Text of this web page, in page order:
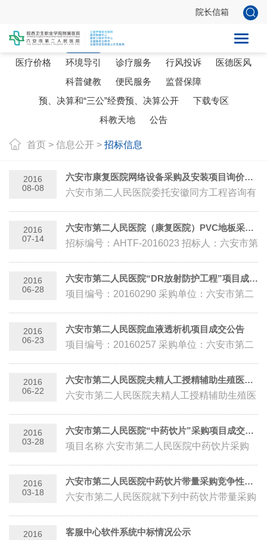
院长信箱
人事信息 招标信息 机构人员
研究平台
医疗价格
环境导引 诊疗服务 行风投诉
医德医风
科普健教
便民服务
监督保障
预、决算和“三公”经费预、决算公开
下载专区
科教天地
公告
首页 > 信息公开 > 招标信息
2016
08-08
六安市康复医院网络设备采购及安装项目询价公告
六安市第二人民医院委托安徽同方工程咨询有
设备采购及安装项目进行公开询价，...
2016
07-14
六安市第二人民医院（康复医院）PVC地板采购及安装工程采购项目中标公示
招标编号：AHTF-2016023 招标人：六安市第
名称 六安市第二人民...
2016
06-28
六安市第二人民医院“DR放射防护工程”项目成交公告
项目编号：20160290 采购单位：六安市第二
27 成交单位：无锡市鑫盾辐射防...
2016
06-23
六安市第二人民医院血液透析机项目成交公告
项目编号：20160257 采购单位：六安市第二
6月22日 成交单位：安徽新邦医疗科...
2016
06-22
六安市第二人民医院夫精人工授精辅助生殖医学科安装工程中标公示
六安市第二人民医院夫精人工授精辅助生殖医
果公示如下： 招标编号：AHTF-2016...
2016
03-28
六安市第二人民医院“中药饮片”采购项目成交公告
项目名称 六安市第二人民医院中药饮片采购
安市第...
2016
03-18
六安市第二人民医院中药饮片带量采购竞争性谈判二次公告
六安市第二人民医院就下列中药饮片带量采购
的供应商参加。 一、项目名称: ...
2016
客服中心软件系统中标情况公示